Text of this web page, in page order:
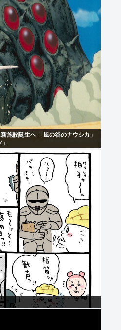
施設誕生へ 「風の谷のナウシカ」